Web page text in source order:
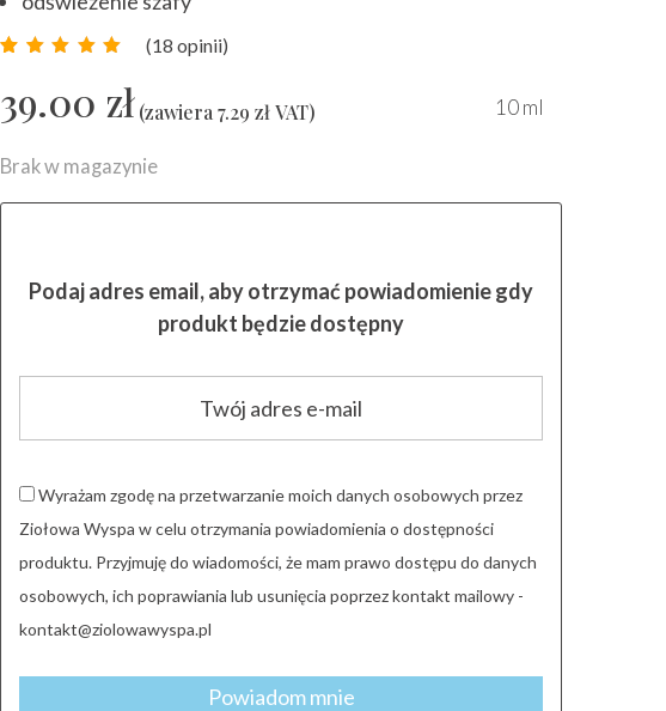
(18 opinii)
39.00 zł (zawiera7.29 złVAT) 10 ml
Brak w magazynie
Podaj adres email, aby otrzymać powiadomienie gdy
produkt będzie dostępny
Wyrażam zgodę na przetwarzanie moich danych osobowych przez
Ziołowa Wyspa w celu otrzymania powiadomienia o dostępności
produktu. Przyjmuję do wiadomości, że mam prawo dostępu do danych
osobowych, ich poprawiania lub usunięcia poprzez kontakt mailowy -
kontakt@ziolowawyspa.pl
Powiadom mnie